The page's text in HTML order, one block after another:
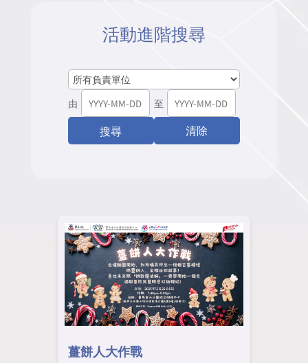
活動進階搜尋
由 至
搜尋 清除
薑餅人大作戰